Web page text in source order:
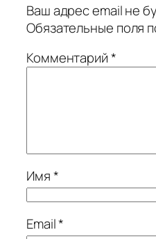
Ваш адрес email не
Обязательные поля
Комментарий*
Имя*
Email*